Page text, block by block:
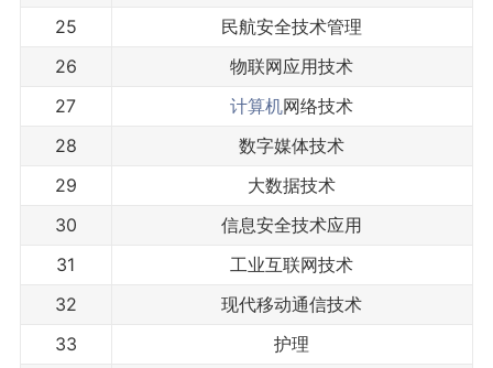
25
民航安全技术管理
26
物联网应用技术
27
计算机网络技术
28
数字媒体技术
29
大数据技术
30
信息安全技术应用
31
工业互联网技术
32
现代移动通信技术
33
护理